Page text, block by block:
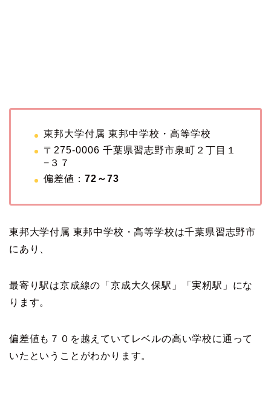
東邦大学付属 東邦中学校・高等学校
〒275-0006 千葉県習志野市泉町２丁目１
−３７
偏差値： 72～73
東邦大学付属 東邦中学校・高等学校は千葉県習志野市
にあり、
最寄り駅は京成線の「京成大久保駅」「実籾駅」にな
ります。
偏差値も７０を越えていてレベルの高い学校に通って
いたということがわかります。